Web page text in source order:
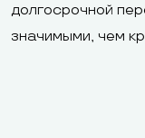
долгосрочной
значимыми, чем